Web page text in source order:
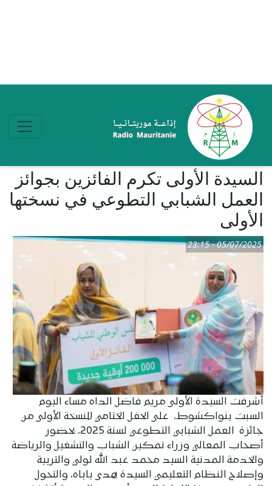
السيدة الأولى تكرم الفائزين بجوائز
العمل الشبابي التطوعي في نسختها
الأولى
05/07/2025 - 23:15
أشرفت السيدة الأولى مريم فاضل الداه مساء اليوم
السبت بنواكشوط، على الحفل الختامي للنسخة الأولى من
جائزة العمل الشبابي التطوعي لسنة 2025، بحضور
أصحاب المعالي وزراء تمكين الشباب والتشغيل والرياضة
والخدمة المدنية السيد محمد عبد الله لولي والتربية
وإصلاح النظام التعليمي السيدة هدى باباه، والتحول